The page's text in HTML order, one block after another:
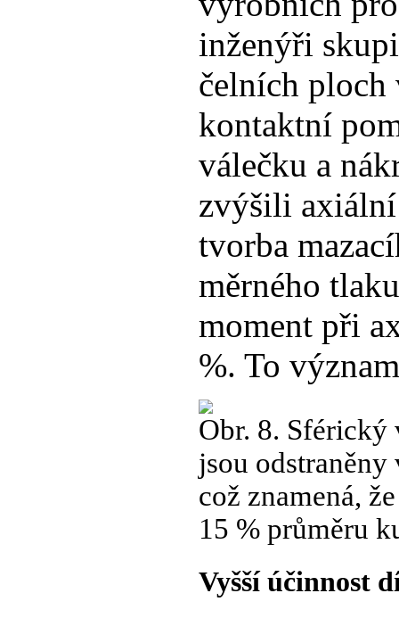
inženýři
čelních ploch
kontaktní
válečku a
zvýšili
tvorba
měrného
moment při
%. To
Obr. 8. Sférický
jsou odstraněny
což znamená,
15 % průměru
Vyšší účinnost